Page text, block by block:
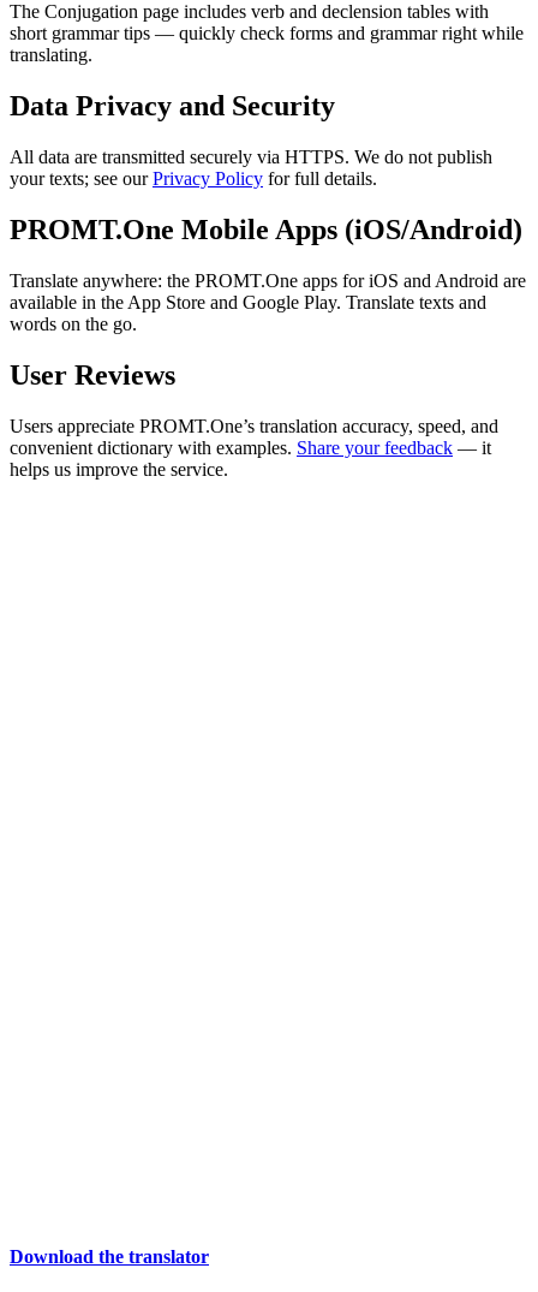
The Conjugation page includes verb and declension tables with
short grammar tips — quickly check forms and grammar right while
translating.
Data Privacy and Security
All data are transmitted securely via HTTPS. We do not publish
your texts; see ourPrivacy Policy for full details.
PROMT.One Mobile Apps (iOS/Android)
Translate anywhere: the PROMT.One apps for iOS and Android are
available in the App Store and Google Play. Translate texts and
words on the go.
User Reviews
Users appreciate PROMT.One’s translation accuracy, speed, and
convenient dictionary with examples. Share your feedback — it
helps us improve the service.
Download the translator